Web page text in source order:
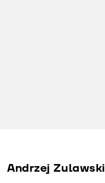
Andrzej Zulawski